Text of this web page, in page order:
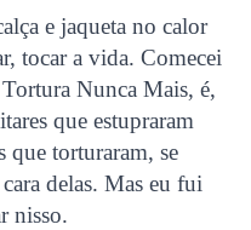
e jaqueta no calor
tocar a vida. Comecei
Nunca Mais, é,
que estupraram
que torturaram, se
delas. Mas eu fui
nisso.